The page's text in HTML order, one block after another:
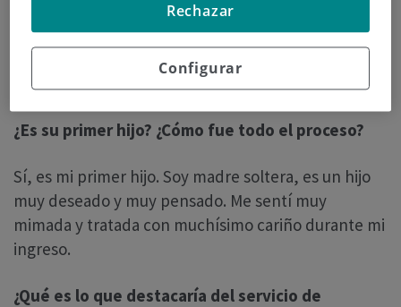
Nació el 12 de diciembre de 2016 a las 2:55 de la
mañana. Fue un parto que se inició de forma
natural pero finalmente terminó siendo cesárea.
¿Es su primer hijo? ¿Cómo fue todo el proceso?
Sí, es mi primer hijo. Soy madre soltera, es un hijo
muy deseado y muy pensado. Me sentí muy
mimada y tratada con muchísimo cariño durante mi
ingreso.
¿Qué es lo que destacaría del servicio de
Configurar
Rechazar